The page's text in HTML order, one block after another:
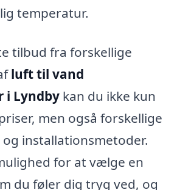
temperatur.
tilbud fra forskellige
luft til vand
i Lyndby kan du ikke kun
men også forskellige
installationsmetoder.
for at vælge en
du føler dig tryg ved, og